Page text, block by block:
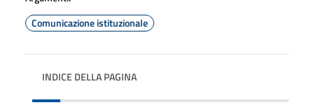
Comunicazione istituzionale
INDICE DELLA PAGINA